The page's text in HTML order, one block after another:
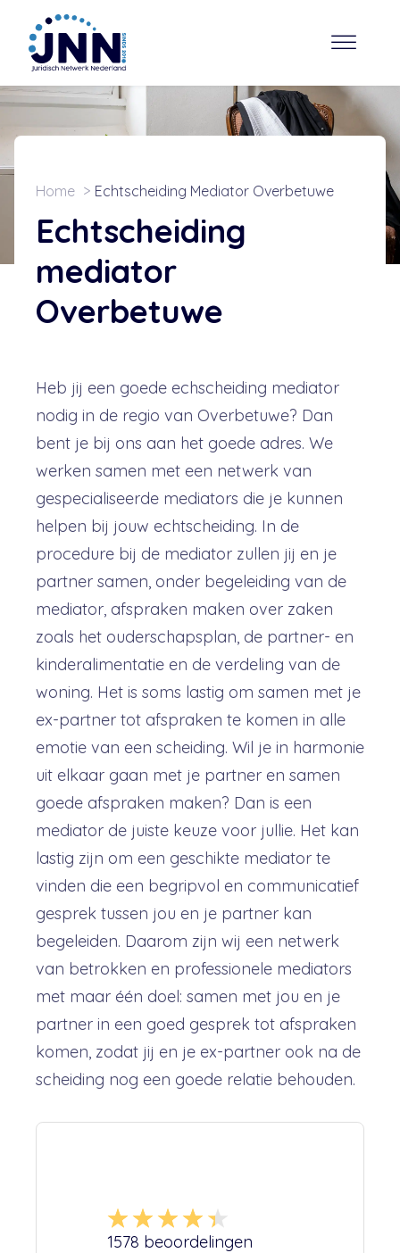
Home Echtscheiding Mediator Overbetuwe
Echtscheiding
mediator
Overbetuwe
Heb jij een goede echscheiding mediator
nodig in de regio van Overbetuwe? Dan
bent je bij ons aan het goede adres. We
werken samen met een netwerk van
gespecialiseerde mediators die je kunnen
helpen bij jouw echtscheiding. In de
procedure bij de mediator zullen jij en je
partner samen, onder begeleiding van de
mediator, afspraken maken over zaken
zoals het ouderschapsplan, de partner- en
kinderalimentatie en de verdeling van de
woning. Het is soms lastig om samen met je
ex-partner tot afspraken te komen in alle
emotie van een scheiding. Wil je in harmonie
uit elkaar gaan met je partner en samen
goede afspraken maken? Dan is een
mediator de juiste keuze voor jullie. Het kan
lastig zijn om een geschikte mediator te
vinden die een begripvol en communicatief
gesprek tussen jou en je partner kan
begeleiden. Daarom zijn wij een netwerk
van betrokken en professionele mediators
met maar één doel: samen met jou en je
partner in een goed gesprek tot afspraken
komen, zodat jij en je ex-partner ook na de
scheiding nog een goede relatie behouden.
1578 beoordelingen